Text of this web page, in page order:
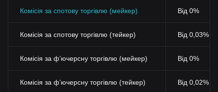
Комісія за спотову торгівлю (мейкер) Від 0%
Комісія за спотову торгівлю (тейкер) Від 0,03%
Комісія за фʼючерсну торгівлю (мейкер) Від 0%
Комісія за фʼючерсну торгівлю (тейкер) Від 0,02%